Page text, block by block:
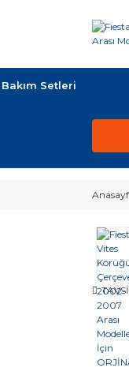
Bakım Setleri